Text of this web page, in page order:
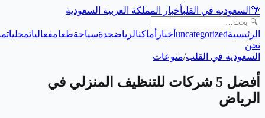
🌴 السعوديه في القلبأخبار المملكة العربية السعودية
الرئيسيةuncategorized أخبار أماكنالرياضجدةسياحةطعامفعالياتمحليات
نحن
السعوديه في القلب/منوعات
أفضل 5 شركات للتنظيف المنزلي في
الرياض